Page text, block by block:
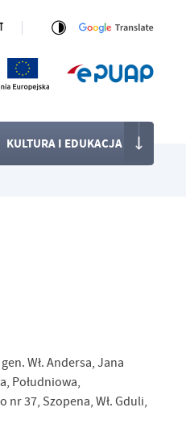
KULTURA I EDUKACJA
Wł. Andersa, Jana
Południowa,
nr 37, Szopena, Wł. Gduli,